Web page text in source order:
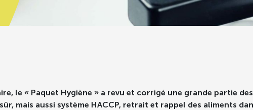
le « Paquet Hygiène » a revu et corrigé une grande partie
mais aussi système HACCP, retrait et rappel des aliments